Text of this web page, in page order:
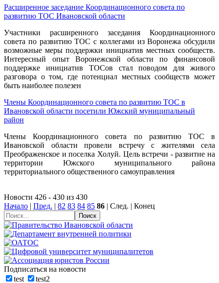
Расширенное заседание Координационного совета по
развитию ТОС Ивановской области
Участники расширенного заседания Координационного
совета по развитию ТОС с коллегами из Воронежа обсудили
возможные меры поддержки инициатив местных сообществ.
Интересный опыт Воронежской области по финансовой
поддержке инициатив ТОСов стал поводом для живого
разговора о том, где потенциал местных сообществ может
быть наиболее полезен
Члены Координационного совета по развитию ТОС в
Ивановской области посетили Южский муниципальный
район
Члены Координационного совета по развитию ТОС в
Ивановской области провели встречу с жителями села
Преображенское и поселка Холуй. Цель встречи - развитие на
территории Южского муниципального района
территориального общественного самоуправления
Новости 426 - 430 из 430
Начало | Пред. | 82 83 84 85 86 | След. | Конец
Подписаться на новости
test
test2